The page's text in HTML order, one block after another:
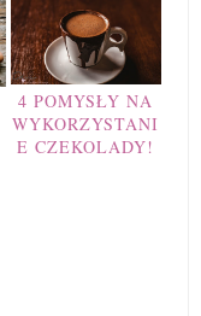
4 POMYSŁY NA
WYKORZYSTANI
E CZEKOLADY!